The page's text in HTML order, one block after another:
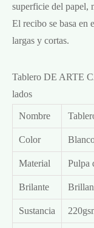
superficie del papel,
El recibo se basa en
largas y cortas.
Tablero DE ARTE
lados
Nombre
Color
Material Pulpa
Brilante
Sustancia